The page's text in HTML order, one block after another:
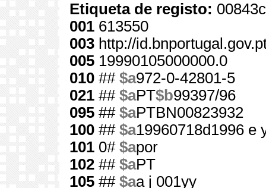
Etiqueta de registo:
001 613550
003 http://
005 19990105000000.0
010 ## $a972-0-42801-5
021 ## $aPT$b99397/96
095 ## $aPTBN00823932
100 ## $a19960718d1996 e
101 0# $apor
102 ## $aPT
105 ## $aa j 001yy